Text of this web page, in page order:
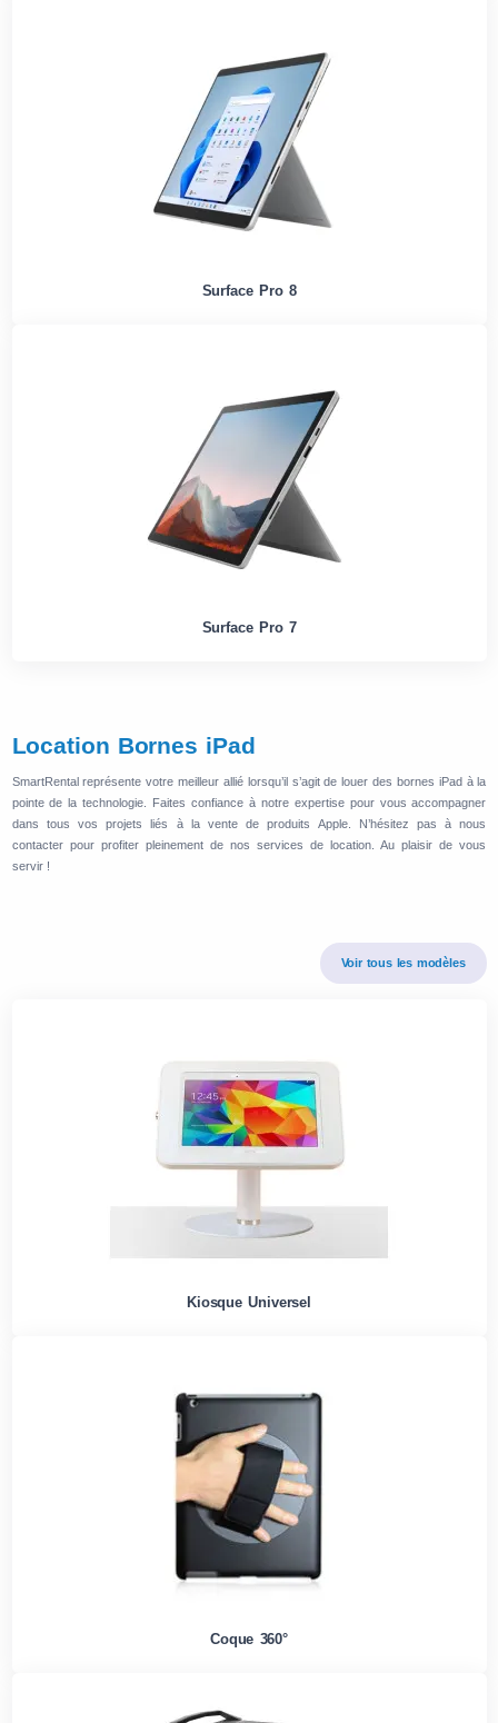
Surface Pro 8
Surface Pro 7
Location Bornes iPad
SmartRental représente votre meilleur allié lorsqu’il s’agit de louer des bornes iPad à la
pointe de la technologie. Faites confiance à notre expertise pour vous accompagner
dans tous vos projets liés à la vente de produits Apple. N’hésitez pas à nous
contacter pour profiter pleinement de nos services de location. Au plaisir de vous
servir !
Voir tous les modèles
Kiosque Universel
Coque 360°